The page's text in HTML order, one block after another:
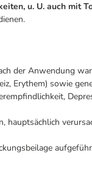
u. U. auch mit
der Anwendung
Erythem) sowie
hauptsächlich